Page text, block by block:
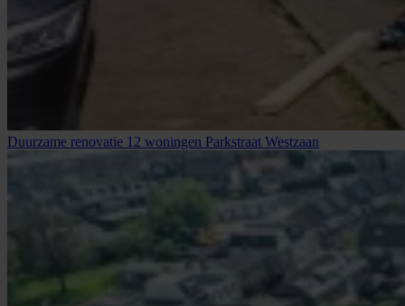
Duurzame renovatie 12 woningen Parkstraat Westzaan